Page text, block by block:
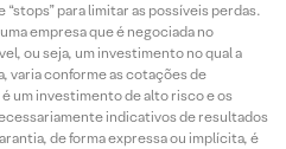
para limitar as possíveis perdas.
empresa que é negociada no
ou seja, um investimento no qual a
varia conforme as cotações de
um investimento de alto risco e os
indicativos de resultados
de forma expressa ou implícita, é